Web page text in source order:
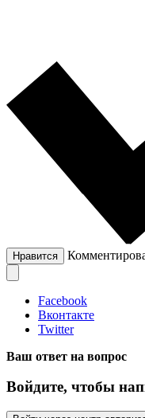
Нравится
Facebook
Вконтакте
Twitter
Ваш ответ на вопрос
Войдите, чтобы